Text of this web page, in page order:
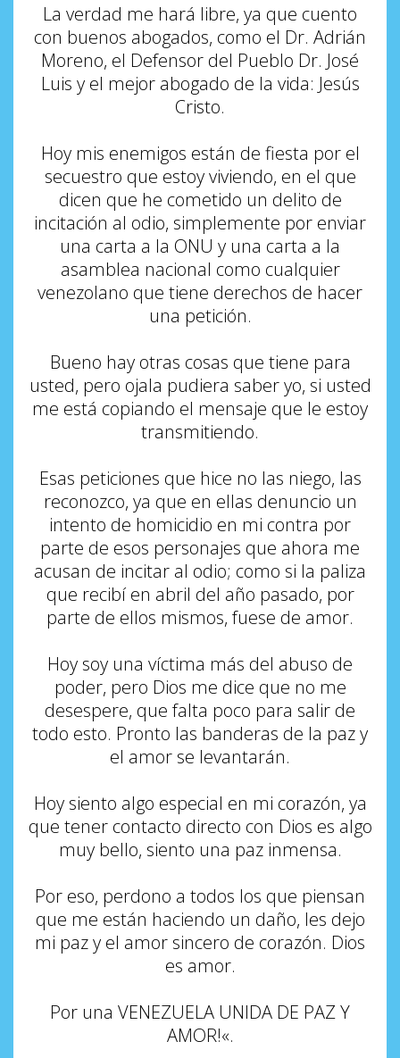
La verdad me hará libre, ya que cuento
con buenos abogados, como el Dr. Adrián
Moreno, el Defensor del Pueblo Dr. José
Luis y el mejor abogado de la vida: Jesús
Cristo.
Hoy mis enemigos están de fiesta por el
secuestro que estoy viviendo, en el que
dicen que he cometido un delito de
incitación al odio, simplemente por enviar
una carta a la ONU y una carta a la
asamblea nacional como cualquier
venezolano que tiene derechos de hacer
una petición.
Bueno hay otras cosas que tiene para
usted, pero ojala pudiera saber yo, si usted
me está copiando el mensaje que le estoy
transmitiendo.
Esas peticiones que hice no las niego, las
reconozco, ya que en ellas denuncio un
intento de homicidio en mi contra por
parte de esos personajes que ahora me
acusan de incitar al odio; como si la paliza
que recibí en abril del año pasado, por
parte de ellos mismos, fuese de amor.
Hoy soy una víctima más del abuso de
poder, pero Dios me dice que no me
desespere, que falta poco para salir de
todo esto. Pronto las banderas de la paz y
el amor se levantarán.
Hoy siento algo especial en mi corazón, ya
que tener contacto directo con Dios es algo
muy bello, siento una paz inmensa.
Por eso, perdono a todos los que piensan
que me están haciendo un daño, les dejo
mi paz y el amor sincero de corazón. Dios
es amor.
Por una VENEZUELA UNIDA DE PAZ Y
AMOR!«.